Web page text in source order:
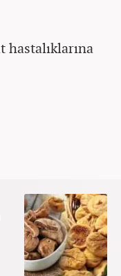
hastalıklarına